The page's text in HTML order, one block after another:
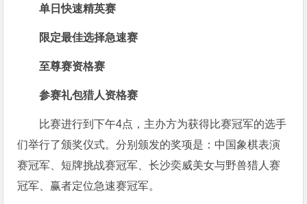
单日快速精英赛
限定最佳选择急速赛
至尊赛资格赛
参赛礼包猎人资格赛
比赛进行到下午4点，主办方为获得比赛冠军的选手
们举行了颁奖仪式。分别颁发的奖项是：中国象棋表演
赛冠军、短牌挑战赛冠军、长沙奕威美女与野兽猎人赛
冠军、赢者定位急速赛冠军。